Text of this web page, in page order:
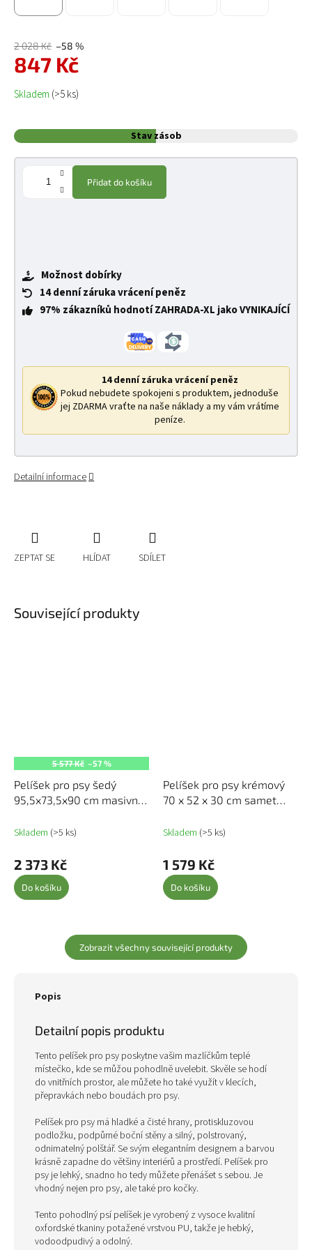
2 028 Kč –58 %
847 Kč
Měrná cena:
Skladem (>5 ks)
Stav zásob
Přidat do košíku
Možnost dobírky
14 denní záruka vrácení peněz
97% zákazníků hodnotí ZAHRADA-XL jako VYNIKAJÍCÍ
14 denní záruka vrácení peněz
Pokud nebudete spokojeni s produktem, jednoduše
jej ZDARMA vraťte na naše náklady a my vám vrátíme
peníze.
Detailní informace
ZEPTAT SE HLÍDAT SDÍLET
Související produkty
5 577 Kč –57 %
Pelíšek pro psy šedý
95,5x73,5x90 cm masivní
Skladem (>5 ks)
2 373 Kč
Do košíku
Pelíšek pro psy krémový
70 x 52 x 30 cm samet
Skladem (>5 ks)
1 579 Kč
Do košíku
Zobrazit všechny související produkty
Popis
Detailní popis produktu
Tento pelíšek pro psy poskytne vašim mazlíčkům teplé
místečko, kde se můžou pohodlně uvelebit. Skvěle se hodí
do vnitřních prostor, ale můžete ho také využít v klecích,
přepravkách nebo boudách pro psy.
Pelíšek pro psy má hladké a čisté hrany, protiskluzovou
podložku, podpůrné boční stěny a silný, polstrovaný,
odnimatelný polštář. Se svým elegantním designem a barvou
krásně zapadne do většiny interiérů a prostředí. Pelíšek pro
psy je lehký, snadno ho tedy můžete přenášet s sebou. Je
vhodný nejen pro psy, ale také pro kočky.
Tento pohodlný psí pelíšek je vyrobený z vysoce kvalitní
oxfordské tkaniny potažené vrstvou PU, takže je hebký,
vodoodpudivý a odolný.